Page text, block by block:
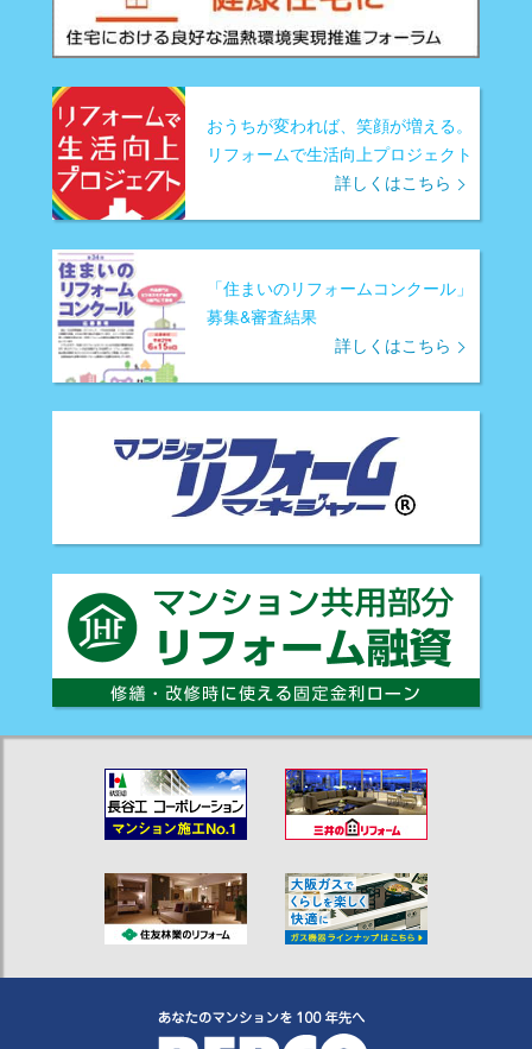
おうちが変われば、笑顔が増える。
リフォームで生活向上プロジェクト
詳しくはこちら
「住まいのリフォームコンクール」
募集&審査結果
詳しくはこちら